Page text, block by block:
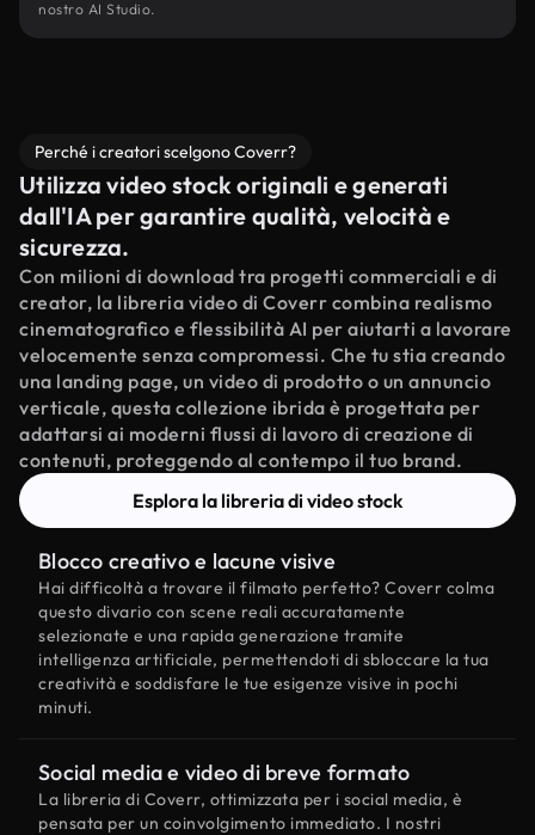
nostro AI Studio.
Perché i creatori scelgono Coverr?
Utilizza video stock originali e generati
dall'IA per garantire qualità, velocità e
sicurezza.
Con milioni di download tra progetti commerciali e di
creator, la libreria video di Coverr combina realismo
cinematografico e flessibilità AI per aiutarti a lavorare
velocemente senza compromessi. Che tu stia creando
una landing page, un video di prodotto o un annuncio
verticale, questa collezione ibrida è progettata per
adattarsi ai moderni flussi di lavoro di creazione di
contenuti, proteggendo al contempo il tuo brand.
Esplora la libreria di video stock
Blocco creativo e lacune visive
Hai difficoltà a trovare il filmato perfetto? Coverr colma
questo divario con scene reali accuratamente
selezionate e una rapida generazione tramite
intelligenza artificiale, permettendoti di sbloccare la tua
creatività e soddisfare le tue esigenze visive in pochi
minuti.
Social media e video di breve formato
La libreria di Coverr, ottimizzata per i social media, è
pensata per un coinvolgimento immediato. I nostri